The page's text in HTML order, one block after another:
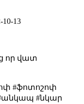
10-13
որ վատ
#ֆոտոշոփ
#նկար